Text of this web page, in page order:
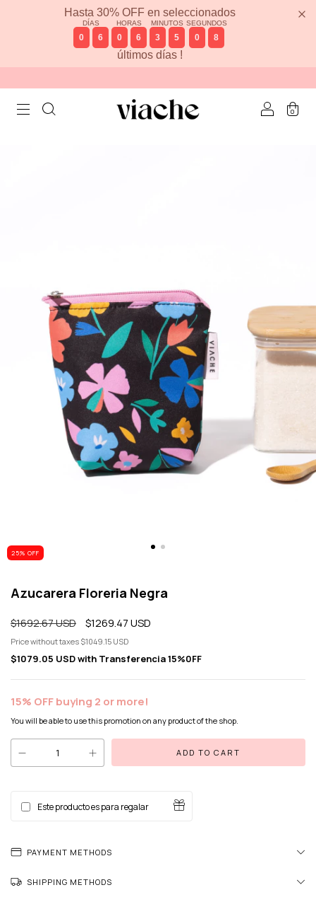
Hasta 30% OFF en seleccionados
DÍAS
0 6
HORAS
0 6
MINUTOS
3 5
SEGUNDOS
0 8
últimos días !
0
25% OFF
Azucarera Floreria Negra
$1692.67 USD $1269.47 USD
Price without taxes $1049.15 USD
$1079.05 USDwith Transferencia 15%0FF
15% OFF buying 2 or more!
You will be able to use this promotion on any product of the shop.
Este producto es para regalar
PAYMENT METHODS
SHIPPING METHODS